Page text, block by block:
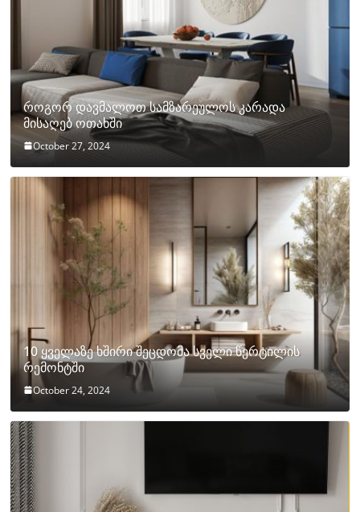
როგორ დავმალოთ სამზარეულოს კარადა
მისაღებ ოთახში
October 27, 2024
10 ყველაზე ხშირი შეცდომა სველი წერტილის
რემონტში
October 24, 2024